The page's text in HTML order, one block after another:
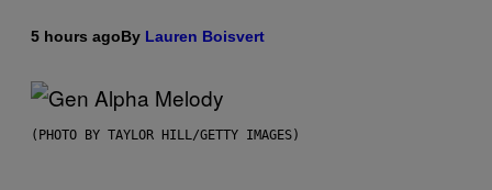
5 hours agoBy Lauren Boisvert
(PHOTO BY TAYLOR HILL/GETTY IMAGES)